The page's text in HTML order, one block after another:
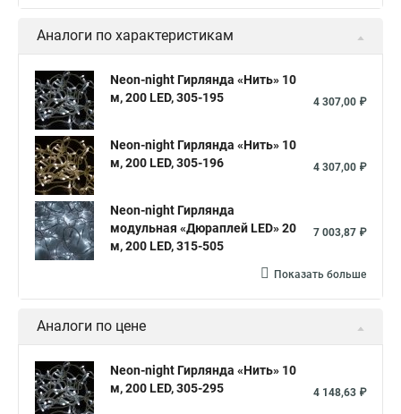
Аналоги по характеристикам
Neon-night Гирлянда «Нить» 10
м, 200 LED, 305-195
4 307,00 ₽
Neon-night Гирлянда «Нить» 10
м, 200 LED, 305-196
4 307,00 ₽
Neon-night Гирлянда
модульная «Дюраплей LED» 20
м, 200 LED, 315-505
7 003,87 ₽
Показать больше
Аналоги по цене
Neon-night Гирлянда «Нить» 10
м, 200 LED, 305-295
4 148,63 ₽